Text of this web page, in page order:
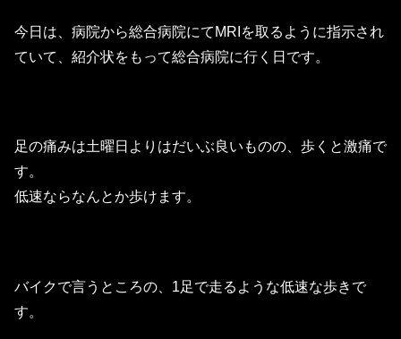
今日は、病院から総合病院にてMRIを取るように指示され
ていて、紹介状をもって総合病院に行く日です。
足の痛みは土曜日よりはだいぶ良いものの、歩くと激痛で
す。
低速ならなんとか歩けます。
バイクで言うところの、1足で走るような低速な歩きで
す。